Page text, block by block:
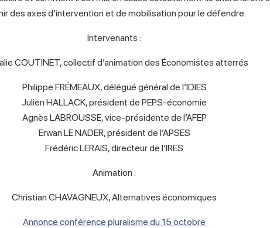
des axes d’intervention et de mobilisation pour le défendre.
Intervenants :
COUTINET, collectif d’animation des Économistes atterrés
Philippe FRÉMEAUX, délégué général de l’IDIES
Julien HALLACK, président de PEPS-économie
Agnès LABROUSSE, vice-présidente de l’AFEP
Erwan LE NADER, président de l’APSES
Frédéric LERAIS, directeur de l’IRES
Animation :
Christian CHAVAGNEUX, Alternatives économiques
Annonce conférence pluralisme du 15 octobre